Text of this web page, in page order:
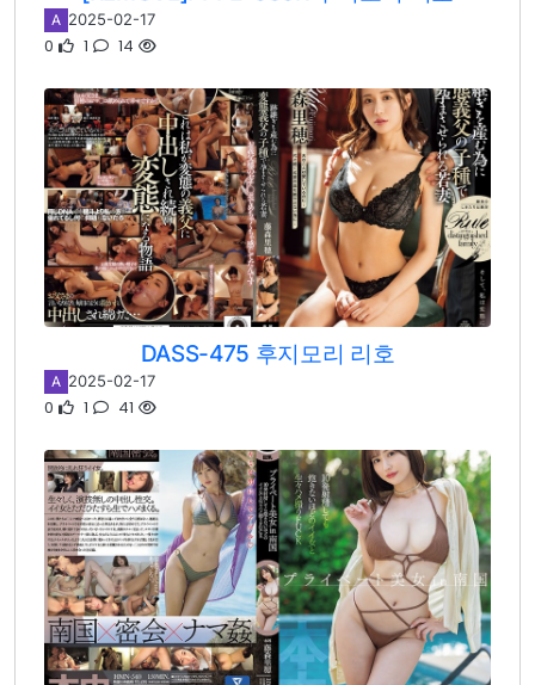
A 2025-02-17
0 1 14
DASS-475 후지모리 리호
A 2025-02-17
0 1 41